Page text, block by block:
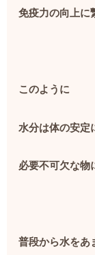
免疫力の向上に
このように
水分は体の安定
必要不可欠な物
普段から水をあ